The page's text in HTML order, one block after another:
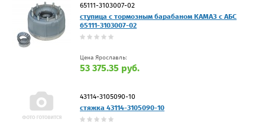
65111-3103007-02
ступица с тормозным барабаном КАМАЗ с АБС
65111-3103007-02
Цена Ярославль:
53 375.35 руб.
43114-3105090-10
стяжка 43114-3105090-10